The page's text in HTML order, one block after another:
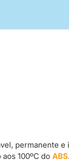
permanente
aos 100ºC doABS